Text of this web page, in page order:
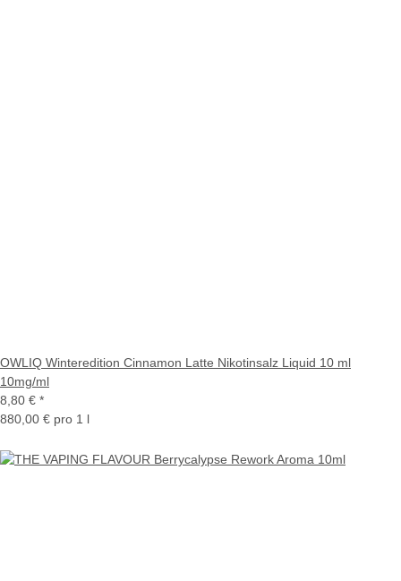
OWLIQ Winteredition Cinnamon Latte Nikotinsalz Liquid 10 ml
10mg/ml
8,80 € *
880,00 € pro 1 l